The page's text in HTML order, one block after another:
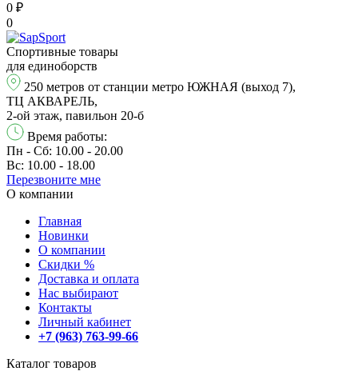
0 ₽
0
Спортивные товары
для единоборств
250 метров от станции метро ЮЖНАЯ (выход 7),
ТЦ АКВАРЕЛЬ,
2-ой этаж, павильон 20-б
Время работы:
Пн - Сб: 10.00 - 20.00
Вс: 10.00 - 18.00
Перезвонитe мне
О компании
Главная
Новинки
О компании
Скидки %
Доставка и оплата
Нас выбирают
Контакты
Личный кабинет
+7 (963) 763-99-66
Каталог товаров